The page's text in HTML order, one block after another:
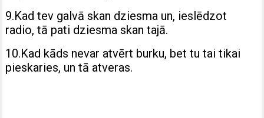
9.Kad tev galvā skan dziesma un, ieslēdzot
radio, tā pati dziesma skan tajā.
10.Kad kāds nevar atvērt burku, bet tu tai tikai
pieskaries, un tā atveras.